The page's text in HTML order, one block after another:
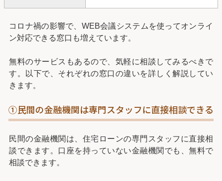
コロナ禍の影響で、WEB会議システムを使ってオンライ
ン対応できる窓口も増えています。
無料のサービスもあるので、気軽に相談してみるべきで
す。以下で、それぞれの窓口の違いを詳しく解説してい
きます。
①民間の金融機関は専門スタッフに直接相談できる
民間の金融機関は、住宅ローンの専門スタッフに直接相
談できます。口座を持っていない金融機関でも、無料で
相談できます。